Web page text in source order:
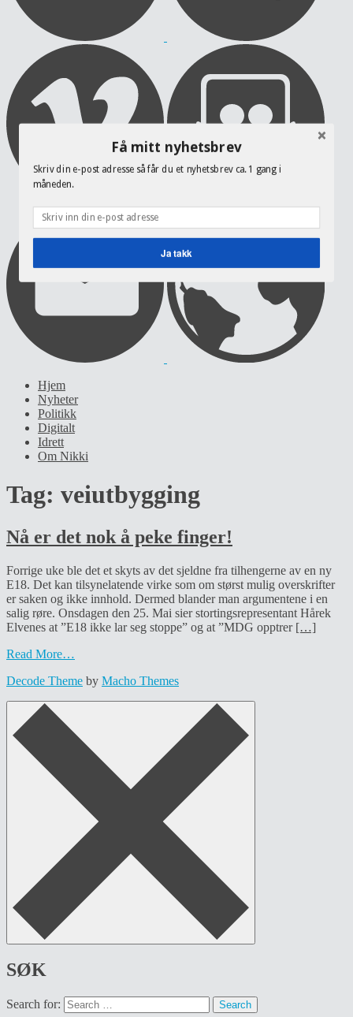
Hjem
Nyheter
Politikk
Digitalt
Idrett
Om Nikki
Tag: veiutbygging
Nå er det nok å peke finger!
Forrige uke ble det et skyts av det sjeldne fra tilhengerne av en ny
E18. Det kan tilsynelatende virke som om størst mulig overskrifter
er saken og ikke innhold. Dermed blander man argumentene i en
salig røre. Onsdagen den 25. Mai sier stortingsrepresentant Hårek
Elvenes at ”E18 ikke lar seg stoppe” og at ”MDG opptrer […]
Read More…
Decode Theme by Macho Themes
SØK
Search for:
Få mitt nyhetsbrev
Skriv din e-post adresse så får du et nyhetsbrev ca. 1 gang i
måneden.
Ja takk
POWERED BY